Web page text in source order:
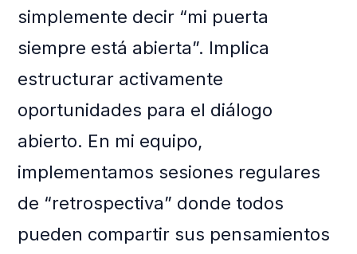
simplemente decir “mi puerta
siempre está abierta”. Implica
estructurar activamente
oportunidades para el diálogo
abierto. En mi equipo,
implementamos sesiones regulares
de “retrospectiva” donde todos
pueden compartir sus pensamientos